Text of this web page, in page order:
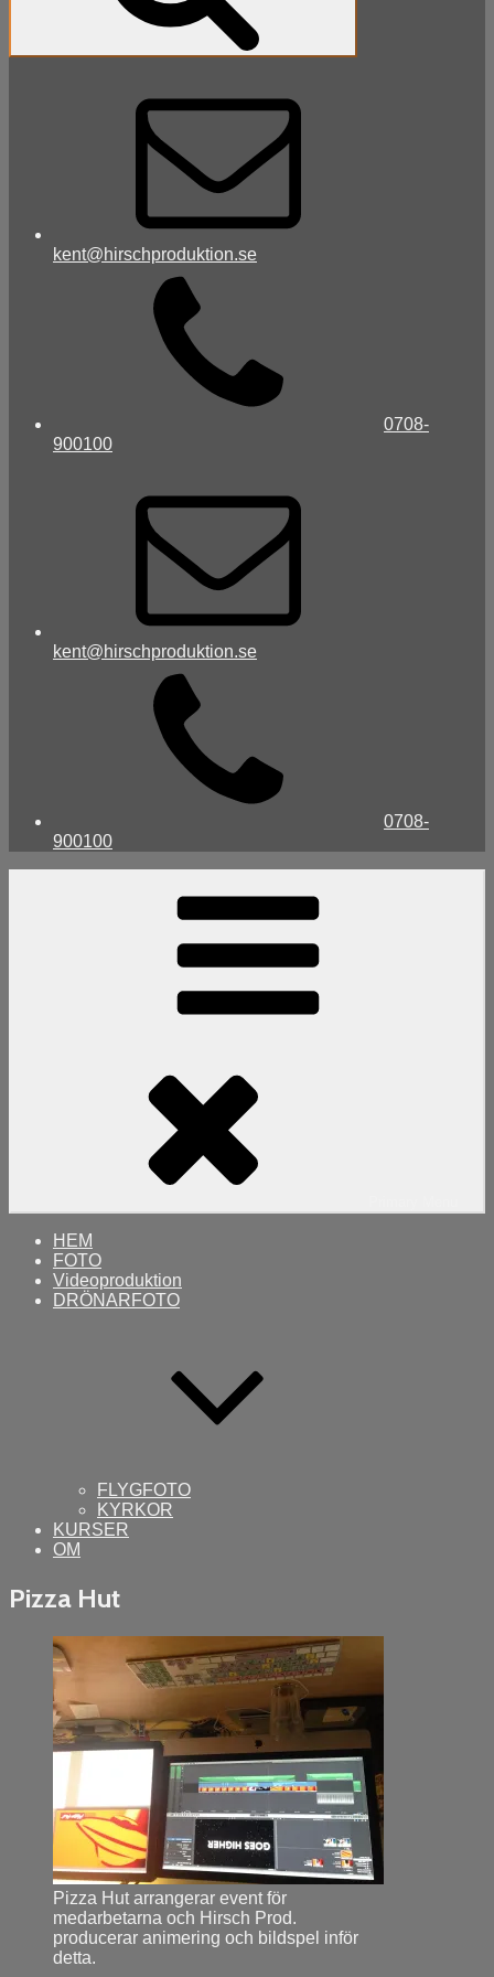
kent@hirschproduktion.se
0708-
900100
kent@hirschproduktion.se
0708-
900100
HEM
FOTO
Videoproduktion
DRÖNARFOTO
FLYGFOTO
KYRKOR
KURSER
OM
Pizza Hut
Posted
februari
februari
Pizza Hut arrangerar event för
medarbetarna och Hirsch Prod.
producerar animering och bildspel inför
detta.